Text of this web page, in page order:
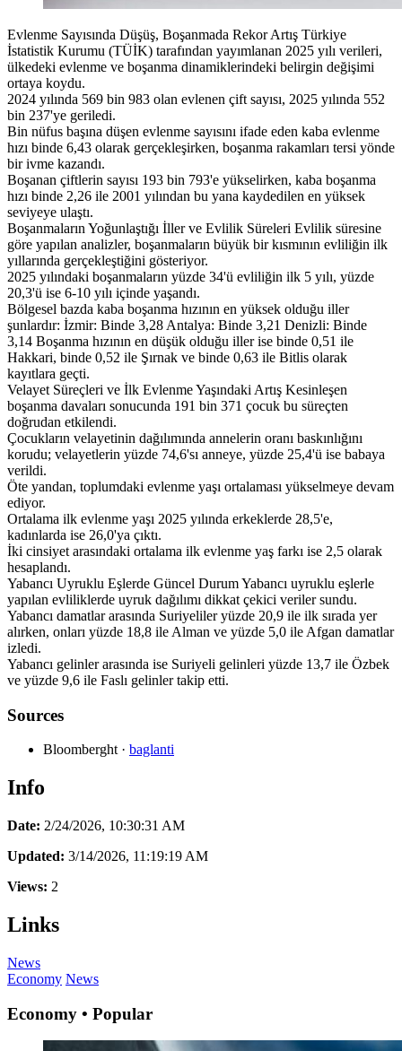
Evlenme Sayısında Düşüş, Boşanmada Rekor Artış Türkiye
İstatistik Kurumu (TÜİK) tarafından yayımlanan 2025 yılı verileri,
ülkedeki evlenme ve boşanma dinamiklerindeki belirgin değişimi
ortaya koydu.
2024 yılında 569 bin 983 olan evlenen çift sayısı, 2025 yılında 552
bin 237'ye geriledi.
Bin nüfus başına düşen evlenme sayısını ifade eden kaba evlenme
hızı binde 6,43 olarak gerçekleşirken, boşanma rakamları tersi yönde
bir ivme kazandı.
Boşanan çiftlerin sayısı 193 bin 793'e yükselirken, kaba boşanma
hızı binde 2,26 ile 2001 yılından bu yana kaydedilen en yüksek
seviyeye ulaştı.
Boşanmaların Yoğunlaştığı İller ve Evlilik Süreleri Evlilik süresine
göre yapılan analizler, boşanmaların büyük bir kısmının evliliğin ilk
yıllarında gerçekleştiğini gösteriyor.
2025 yılındaki boşanmaların yüzde 34'ü evliliğin ilk 5 yılı, yüzde
20,3'ü ise 6-10 yılı içinde yaşandı.
Bölgesel bazda kaba boşanma hızının en yüksek olduğu iller
şunlardır: İzmir: Binde 3,28 Antalya: Binde 3,21 Denizli: Binde
3,14 Boşanma hızının en düşük olduğu iller ise binde 0,51 ile
Hakkari, binde 0,52 ile Şırnak ve binde 0,63 ile Bitlis olarak
kayıtlara geçti.
Velayet Süreçleri ve İlk Evlenme Yaşındaki Artış Kesinleşen
boşanma davaları sonucunda 191 bin 371 çocuk bu süreçten
doğrudan etkilendi.
Çocukların velayetinin dağılımında annelerin oranı baskınlığını
korudu; velayetlerin yüzde 74,6'sı anneye, yüzde 25,4'ü ise babaya
verildi.
Öte yandan, toplumdaki evlenme yaşı ortalaması yükselmeye devam
ediyor.
Ortalama ilk evlenme yaşı 2025 yılında erkeklerde 28,5'e,
kadınlarda ise 26,0'ya çıktı.
İki cinsiyet arasındaki ortalama ilk evlenme yaş farkı ise 2,5 olarak
hesaplandı.
Yabancı Uyruklu Eşlerde Güncel Durum Yabancı uyruklu eşlerle
yapılan evliliklerde uyruk dağılımı dikkat çekici veriler sundu.
Yabancı damatlar arasında Suriyeliler yüzde 20,9 ile ilk sırada yer
alırken, onları yüzde 18,8 ile Alman ve yüzde 5,0 ile Afgan damatlar
izledi.
Yabancı gelinler arasında ise Suriyeli gelinleri yüzde 13,7 ile Özbek
ve yüzde 9,6 ile Faslı gelinler takip etti.
Sources
Bloomberght · baglanti
Info
Date: 2/24/2026, 10:30:31 AM
Updated: 3/14/2026, 11:19:19 AM
Views: 2
Links
News
Economy News
Economy • Popular